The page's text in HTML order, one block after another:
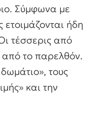
Σύμφωνα με
ήδη
τέσσερις από
το παρελθόν.
τους
και την